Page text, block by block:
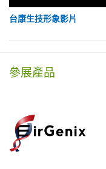
台康生技形象影片
參展產品